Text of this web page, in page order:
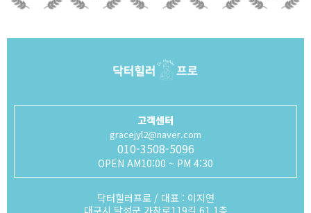
고객센터
gracejyl2@naver.com
010-3508-5096
OPEN AM10:00 ~ PM 4:30
닥터힐러프로 / 대표 : 이지연